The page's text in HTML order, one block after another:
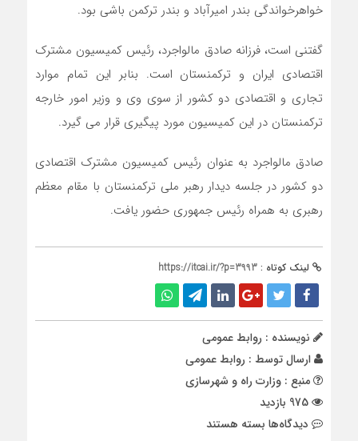
خواهرخواندگی بندر امیرآباد و بندر ترکمن باشی بود.
گفتنی است، فرزانه صادق مالواجرد، رئیس کمیسیون مشترک
اقتصادی ایران و ترکمنستان است. بنابر این تمام موارد
تجاری و اقتصادی دو کشور از سوی وی و وزیر امور خارجه
ترکمنستان در این کمیسیون مورد پیگیری قرار می گیرد.
صادق مالواجرد به عنوان رئیس کمیسیون مشترک اقتصادی
دو کشور در جلسه دیدار رهبر ملی ترکمنستان با مقام معظم
رهبری به همراه رئیس جمهوری حضور یافت.
لینک کوتاه : https://itcai.ir/?p=3993
نویسنده : روابط عمومی
ارسال توسط : روابط عمومی
منبع : وزارت راه و شهرسازی
دیدگاه‌ها برای
بسته هستند